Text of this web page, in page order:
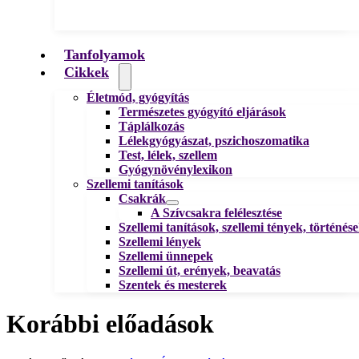
Tanfolyamok
Cikkek
Életmód, gyógyítás
Természetes gyógyító eljárások
Táplálkozás
Lélekgyógyászat, pszichoszomatika
Test, lélek, szellem
Gyógynövénylexikon
Szellemi tanítások
Csakrák
A Szívcsakra felélesztése
Szellemi tanítások, szellemi tények,
Szellemi lények
Szellemi ünnepek
Szellemi út, erények, beavatás
Szentek és mesterek
Korábbi előadások